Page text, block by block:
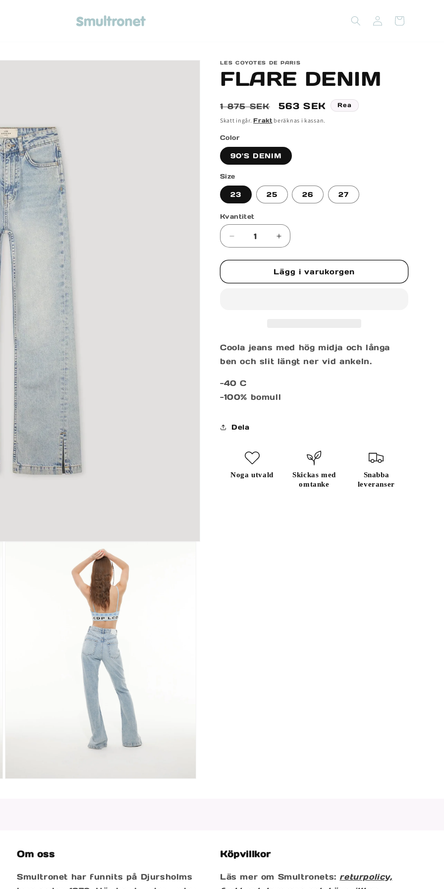
Logga
Varukorg
LES COYOTES DE PARIS
FLARE DENIM
Ordinarie
pris
1 875 SEK Försäljningspris
563 SEK Rea
Skatt ingår.Fraktberäknas i kassan.
Color
90'S DENIM
Size
23 25 26 27
Kvantitet
Minska
för
DENIM
Öka
för
FLARE
DENIM
Lägg i varukorgen
Coola jeans med hög midja och långa
ben och slit längt ner vid ankeln.
-40 C
-100% bomull
Dela
Noga utvald
Skickas med
omtanke
Snabba
leveranser
Om oss
Smultronet har funnits på Djursholms
Köpvillkor
Läs mer om Smultronets: returpolicy,